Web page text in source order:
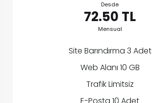
Desde
72.50 TL
Mensual
Site Barındırma 3 Adet
Web Alanı 10 GB
Trafik Limitsiz